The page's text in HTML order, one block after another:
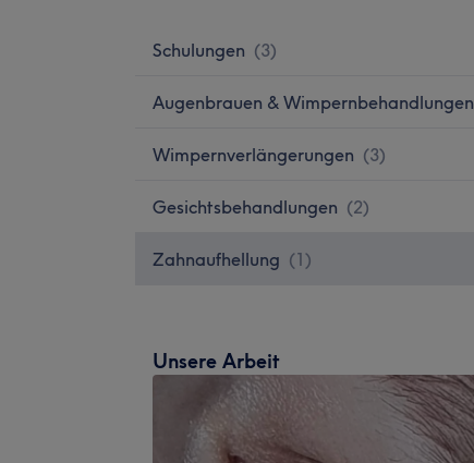
Schulungen (3)
Augenbrauen & Wimpernbehandlungen
Wimpernverlängerungen (3)
Gesichtsbehandlungen (2)
Zahnaufhellung (1 )
Unsere Arbeit